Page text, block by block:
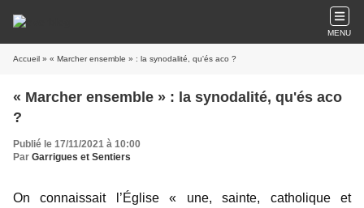
MENU
Accueil » « Marcher ensemble » : la synodalité, qu'és aco ?
« Marcher ensemble » : la synodalité, qu'és aco
?
Publié le 17/11/2021 à 10:00
Par Garrigues et Sentiers
On connaissait l’Église « une, sainte, catholique et